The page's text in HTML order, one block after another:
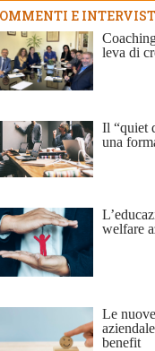
E
leva di
Il “quiet
una
welfare
Le
benefit